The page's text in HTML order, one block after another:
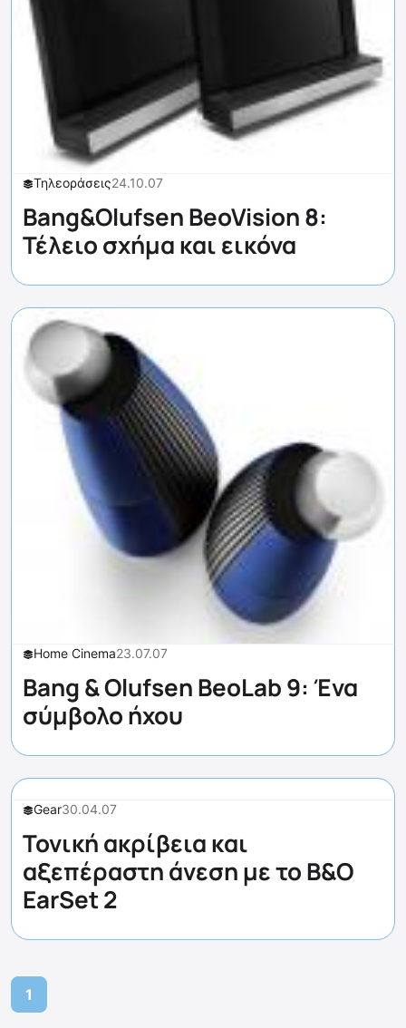
Τηλεοράσεις24.10.07
Bang&Olufsen BeoVision 8:
Τέλειο σχήμα και εικόνα
Home Cinema23.07.07
Bang & Olufsen BeoLab 9: Ένα
σύμβολο ήχου
Gear30.04.07
Τονική ακρίβεια και
αξεπέραστη άνεση με το B&O
EarSet 2
1